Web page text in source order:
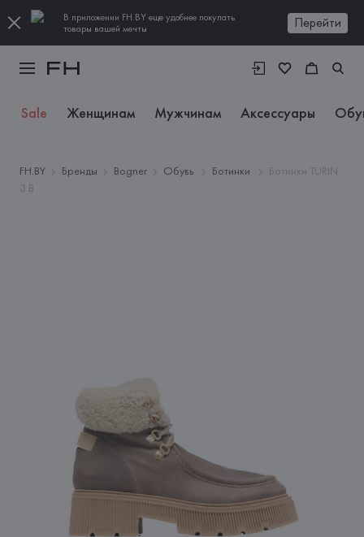
В приложении FH.BY еще удобнее покупать
товары вашей мечты
Перейти
Sale Женщинам Мужчинам Аксессуары
FH.BY Бренды Bogner Обувь Ботинки
Ботинки TURIN
3 B